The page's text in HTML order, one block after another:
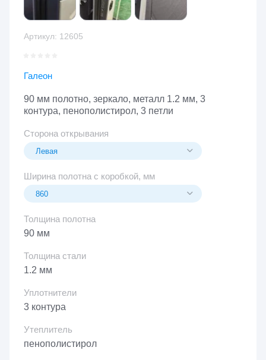
Артикул: 12605
Галеон
90 мм полотно, зеркало, металл 1.2 мм, 3
контура, пенополистирол, 3 петли
Сторона открывания
Ширина полотна с коробкой, мм
Толщина полотна
90 мм
Толщина стали
1.2 мм
Уплотнители
3 контура
Утеплитель
пенополистирол